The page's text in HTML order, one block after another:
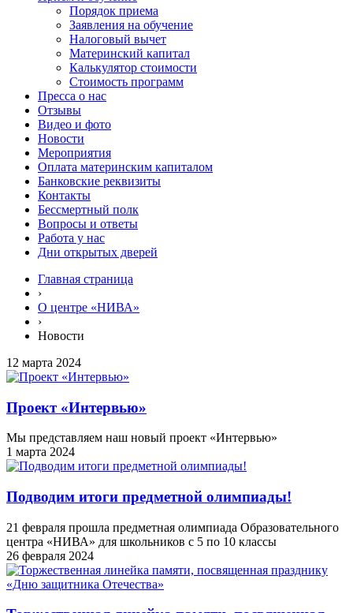
Порядок приема
Заявления на обучение
Налоговый вычет
Материнский капитал
Калькулятор стоимости
Стоимость программ
Пресса о нас
Отзывы
Видео и фото
Новости
Мероприятия
Оплата материнским капиталом
Банковские реквизиты
Контакты
Бессмертный полк
Вопросы и ответы
Работа у нас
Дни открытых дверей
Главная страница
›
О центре «НИВА»
›
Новости
12 марта 2024
Проект «Интервью»
Мы представляем наш новый проект «Интервью»
1 марта 2024
Подводим итоги предметной олимпиады!
21 февраля прошла предметная олимпиада Образовательного
центра «НИВА» для школьников с 5 по 10 классы
26 февраля 2024